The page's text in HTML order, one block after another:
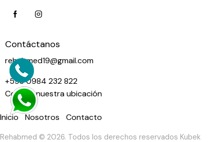
Contáctanos
rehabmed19@gmail.com
+593 0984 232 822
Conoce nuestra ubicación
Inicio Nosotros Contacto
Rehabmed © 2026. Todos los derechos reservados Kubek